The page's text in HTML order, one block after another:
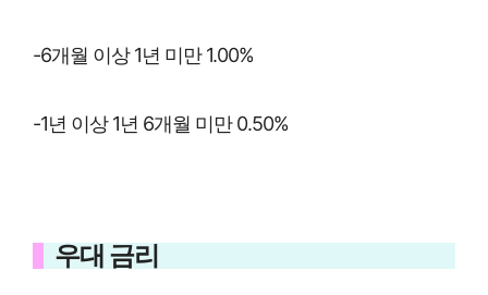
-6개월 이상 1년 미만 1.00%
-1년 이상 1년 6개월 미만 0.50%
우대 금리